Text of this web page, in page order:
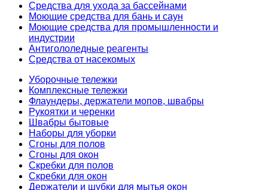
Средства для ухода за бассейнами
Моющие средства для бань и саун
Моющие средства для промышленности и
индустрии
Антигололедные реагенты
Средства от насекомых
Уборочные тележки
Комплексные тележки
Флаундеры, держатели мопов, швабры
Рукоятки и черенки
Швабры бытовые
Наборы для уборки
Сгоны для полов
Сгоны для окон
Скребки для полов
Скребки для окон
Держатели и шубки для мытья окон